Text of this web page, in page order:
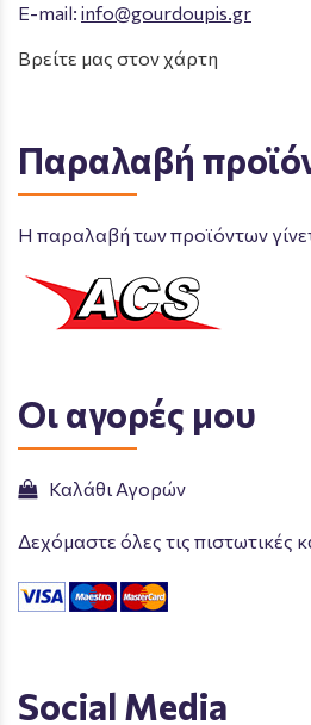
E-mail: info@gourdoupis.gr
Βρείτε μας στον χάρτη
Παραλαβή
Η παραλαβή των προϊόντων
Οι αγορές μου
Καλάθι Αγορών
Δεχόμαστε όλες τις πιστωτικές
Social Media